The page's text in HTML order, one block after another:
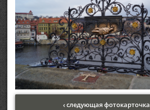
‹ следующая фотокарточка